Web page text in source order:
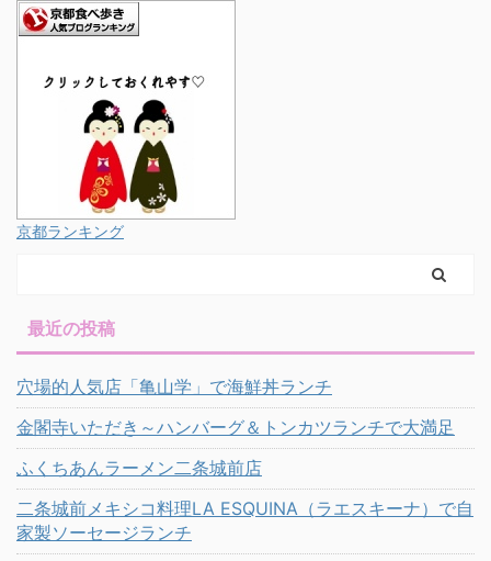
京都ランキング
最近の投稿
穴場的人気店「亀山学」で海鮮丼ランチ
金閣寺いただき～ハンバーグ＆トンカツランチで大満足
ふくちあんラーメン二条城前店
二条城前メキシコ料理LA ESQUINA（ラエスキーナ）で自
家製ソーセージランチ